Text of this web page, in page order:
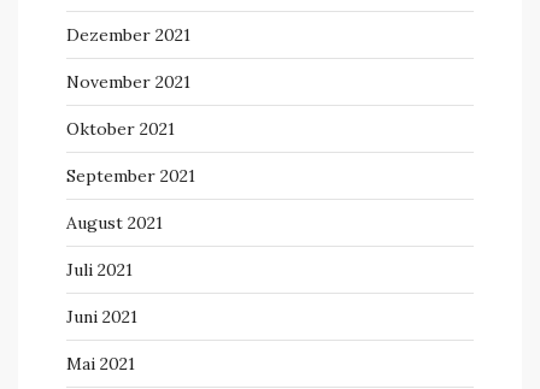
Dezember 2021
November 2021
Oktober 2021
September 2021
August 2021
Juli 2021
Juni 2021
Mai 2021